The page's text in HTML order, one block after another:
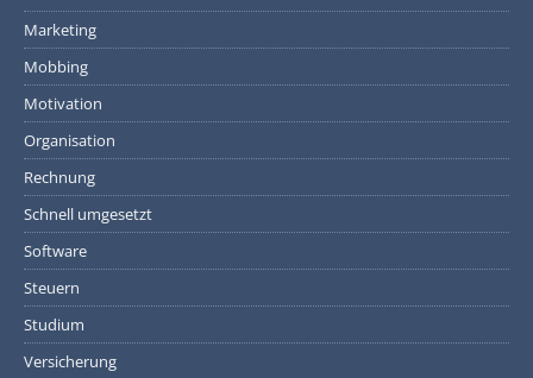
Marketing
Mobbing
Motivation
Organisation
Rechnung
Schnell umgesetzt
Software
Steuern
Studium
Versicherung